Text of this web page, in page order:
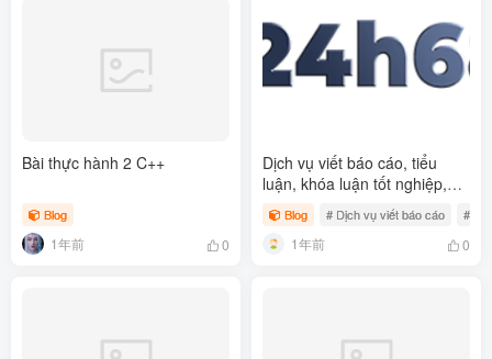
Bài thực hành 2 C++
Blog
1年前 0
Dịch vụ viết báo cáo, tiểu
luận, khóa luận tốt nghiệp,
luận văn thạc sỹ.
Blog # Dịch vụ viết báo cáo #
1年前 0